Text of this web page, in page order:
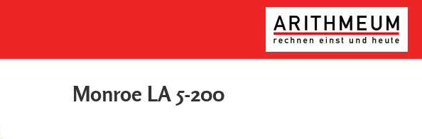
Monroe LA 5-200